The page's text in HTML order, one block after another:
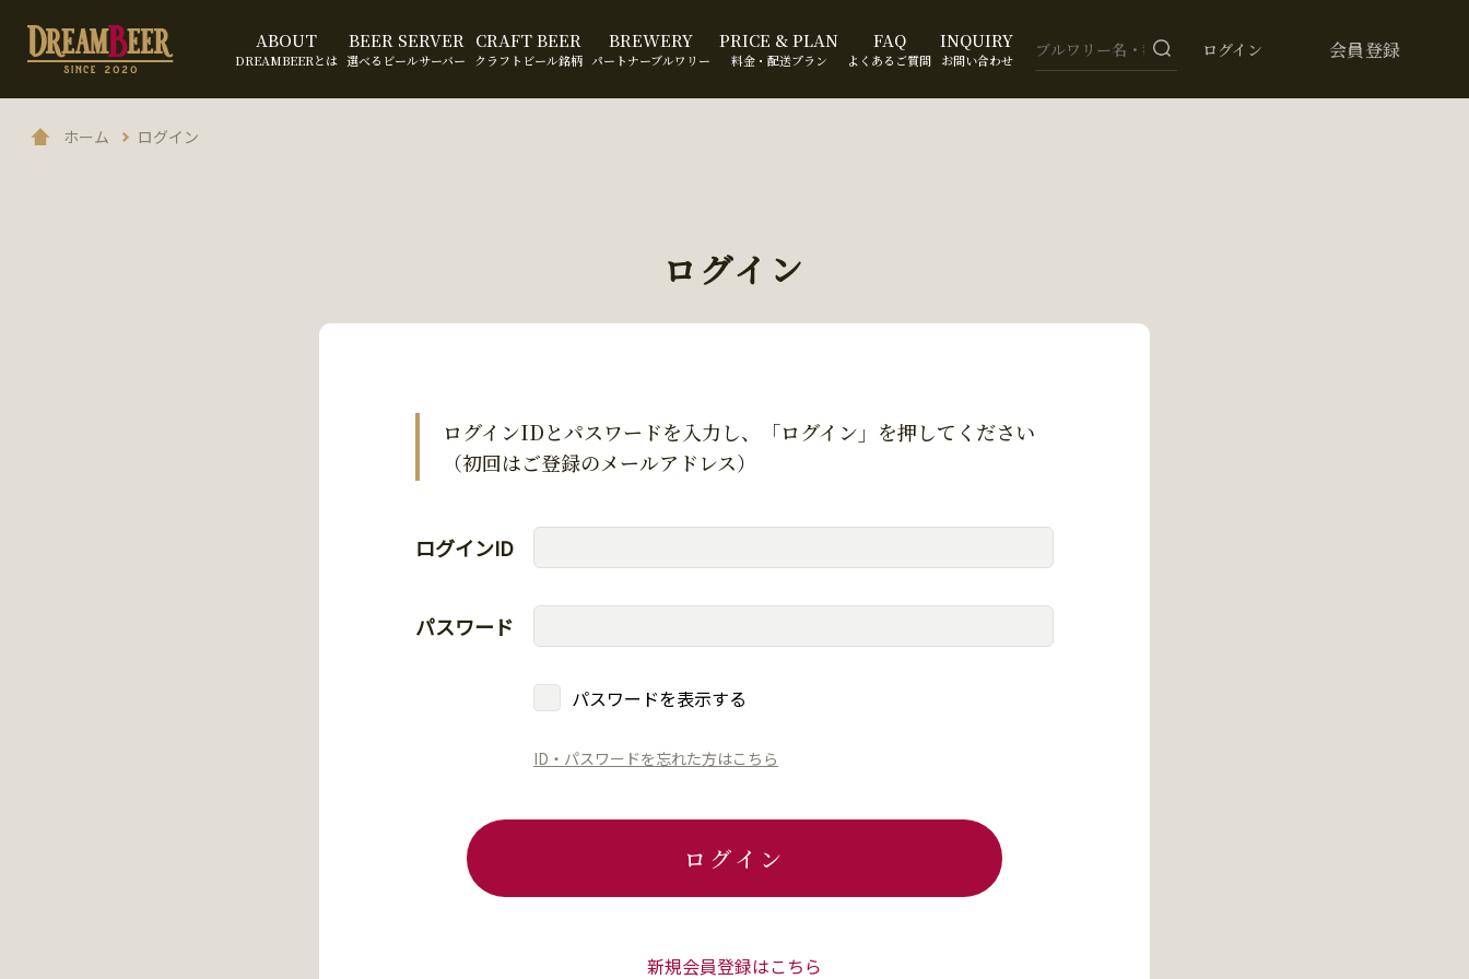
ABOUT
DREAMBEERとは
BEER SERVER
選べるビールサーバー
CRAFT BEER
クラフトビール銘柄
BREWERY
パートナーブルワリー
PRICE & PLAN
料金・配送プラン
FAQ
よくあるご質問
INQUIRY
お問い合わせ ログイン 会員登録
ホーム ログイン
ログイン
ログインIDとパスワードを入力し、「ログイン」を押してください
（初回はご登録のメールアドレス）
ログインID
パスワード
パスワードを表示する
ID・パスワードを忘れた方はこちら
ログイン
新規会員登録はこちら